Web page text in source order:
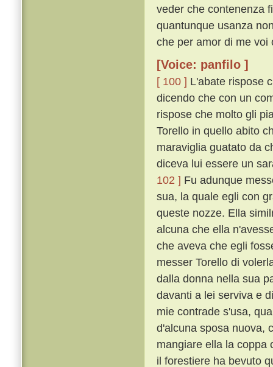
veder che contenenza
quantunque usanza
che per amor di me voi
[Voice: panfilo ]
[ 100 ] L'abate rispose
dicendo che con un
rispose che molto gli
Torello in quello abito
maraviglia guatato da
diceva lui essere un
102 ] Fu adunque
sua, la quale egli con
queste nozze. Ella
alcuna che ella
che aveva che egli
messer Torello di
dalla donna nella sua
davanti a lei serviva e
mie contrade s'usa,
d'alcuna sposa nuova,
mangiare ella la coppa
il forestiere ha bevuto